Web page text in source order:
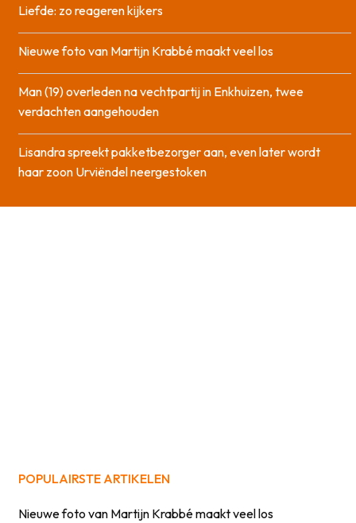
Liefde: zo reageren kijkers
Nieuwe foto van Martijn Krabbé maakt veel los
Man (19) overleden na vechtpartij in Enkhuizen, twee
verdachten aangehouden
Lisandra spreekt pakketbezorger aan, even later wordt
haar zoon Urviëndel neergestoken
POPULAIRSTE ARTIKELEN
Nieuwe foto van Martijn Krabbé maakt veel los